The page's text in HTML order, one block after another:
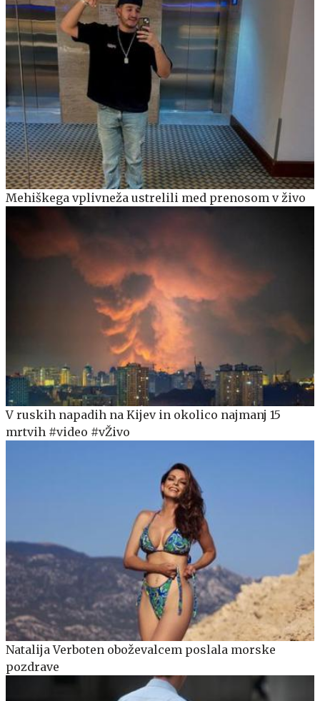
Mehiškega vplivneža ustrelili med prenosom v živo
V ruskih napadih na Kijev in okolico najmanj 15
mrtvih #video #vŽivo
Natalija Verboten oboževalcem poslala morske
pozdrave